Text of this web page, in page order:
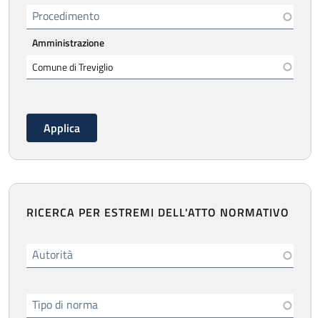
Procedimento
Amministrazione
RICERCA PER ESTREMI DELL'ATTO NORMATIVO
Autorità
Tipo di norma